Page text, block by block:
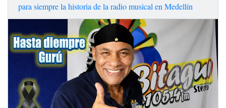
para siempre la historia de la radio musical en Medellín